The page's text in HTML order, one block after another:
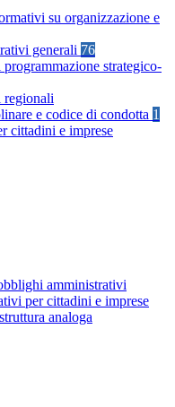
su organizzazione e
generali 76
strategico-
regionali
e codice di condotta 1
cittadini e imprese
amministrativi
per cittadini e imprese
analoga